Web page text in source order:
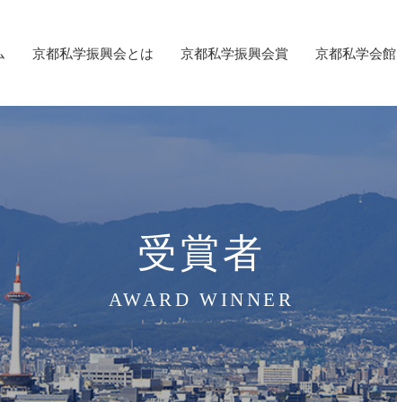
京都私学振興会とは 京都私学振興会賞 京都私学会館
受賞者
AWARD WINNER